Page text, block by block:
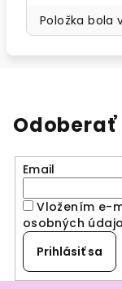
Položka bola
Email
Vložením e-
osobných
Prihlásiť sa